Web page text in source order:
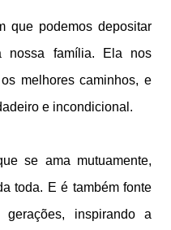
que podemos depositar
nossa família. Ela nos
melhores caminhos, e
e incondicional.
se ama mutuamente,
toda. E é também fonte
inspirando a